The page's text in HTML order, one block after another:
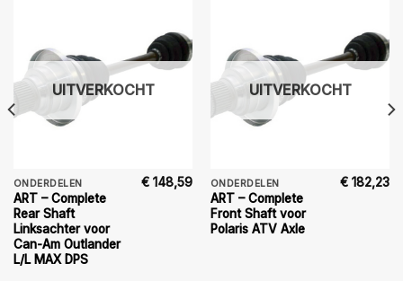
UITVERKOCHT
ONDERDELEN
ART – Complete
Rear Shaft
Linksachter voor
Can-Am Outlander
L/L MAX DPS
€ 148,59
UITVERKOCHT
ONDERDELEN
ART – Complete
Front Shaft voor
Polaris ATV Axle
€ 182,23